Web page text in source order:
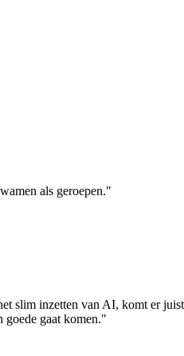
als geroepen."
slim inzetten van AI, komt er
goede gaat komen."